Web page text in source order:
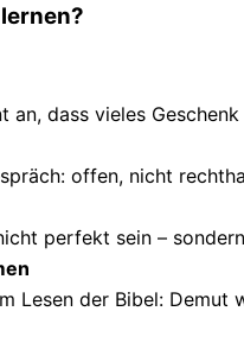
an, dass vieles
offen, nicht
perfekt sein –
Lesen der Bibel: